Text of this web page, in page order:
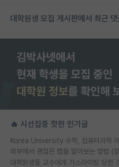
대학원생 모집 게시판에서 최근
🔥 시선집중 핫한 인기글
외부에서 괜찮은 랩을 알아보는 방법 (